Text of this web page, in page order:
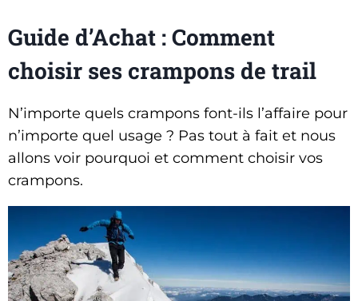
Guide d’Achat : Comment
choisir ses crampons de trail
N’importe quels crampons font-ils l’affaire pour
n’importe quel usage ? Pas tout à fait et nous
allons voir pourquoi et comment choisir vos
crampons.